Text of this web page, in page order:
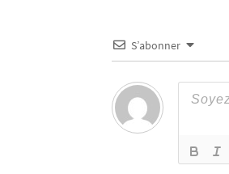
S’abonner